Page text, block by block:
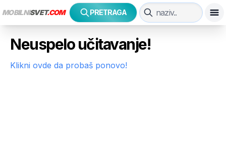
MOBILNISVET.COM PRETRAGA
Neuspelo učitavanje!
Klikni ovde da probaš ponovo!